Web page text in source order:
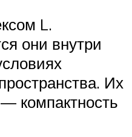
L.
они внутри
Их
компактность